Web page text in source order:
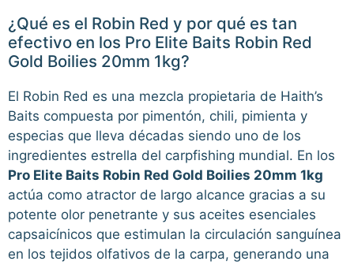
¿Qué es el Robin Red y por qué es tan
efectivo en los Pro Elite Baits Robin Red
Gold Boilies 20mm 1kg?
El Robin Red es una mezcla propietaria de Haith’s
Baits compuesta por pimentón, chili, pimienta y
especias que lleva décadas siendo uno de los
ingredientes estrella del carpfishing mundial. En los
Pro Elite Baits Robin Red Gold Boilies 20mm 1kg
actúa como atractor de largo alcance gracias a su
potente olor penetrante y sus aceites esenciales
capsaicínicos que estimulan la circulación sanguínea
en los tejidos olfativos de la carpa, generando una